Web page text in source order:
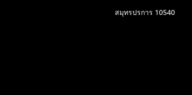
สมุทรปรการ 10540